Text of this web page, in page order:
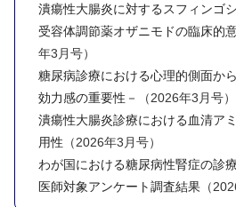
潰瘍性大腸炎に対するスフィンゴ
受容体調節薬オザニモドの臨床的
年3月号）
糖尿病診療における心理的側面か
効力感の重要性－
（2026年3月号）
潰瘍性大腸炎診療における血清ア
用性 （2026年3月号）
わが国における糖尿病性腎症の診
医師対象アンケート調査結果（